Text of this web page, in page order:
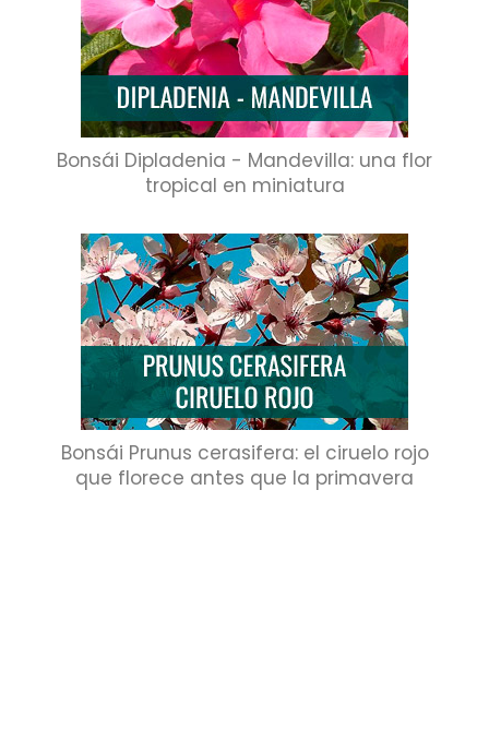
Bonsái Dipladenia - Mandevilla: una flor
tropical en miniatura
Bonsái Prunus cerasifera: el ciruelo rojo
que florece antes que la primavera